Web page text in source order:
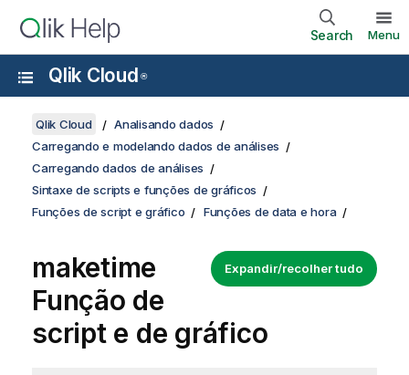
Search Menu
Qlik Cloud ®
Qlik Cloud
Analisando dados
Carregando e modelando dados de análises
Carregando dados de análises
Sintaxe de scripts e funções de gráficos
Funções de script e gráfico
Funções de data e hora
Expandir/recolher tudo
maketime
Função de
script e de gráfico